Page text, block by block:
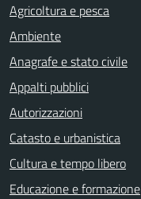
Agricoltura e pesca
Ambiente
Anagrafe e stato civile
Appalti pubblici
Autorizzazioni
Catasto e urbanistica
Cultura e tempo libero
Educazione e formazione